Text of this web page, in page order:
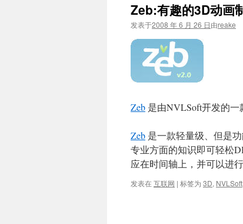
文Zeb:有趣的3D动画
发表于2008 年 6 月 26 日由reake
Zeb 是由NVLSoft开发的一
Zeb 是一款轻量级、但是
专业方面的知识即可轻松
应在时间轴上，并可以
发表在互联网 | 标签为 3D, NVLSoft